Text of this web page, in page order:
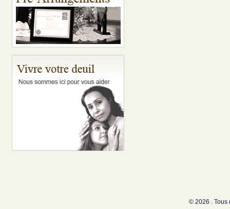
© 2026 . Tous